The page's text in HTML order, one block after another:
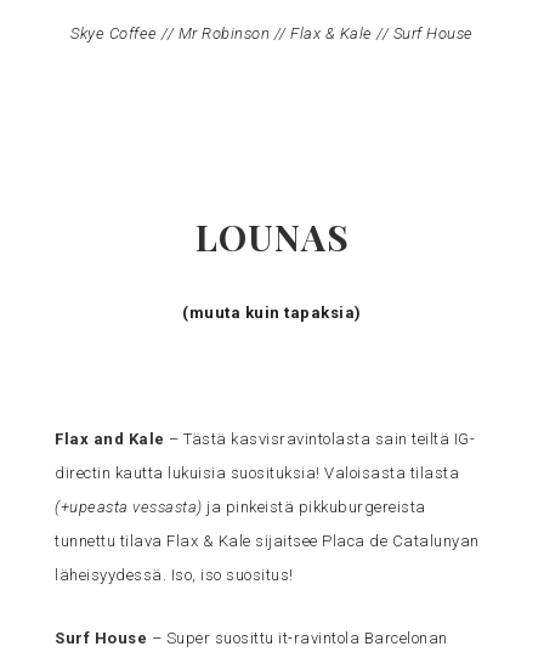
Skye Coffee // Mr Robinson // Flax & Kale // Surf House
LOUNAS
(muuta kuin tapaksia)
Flax and Kale – Tästä kasvisravintolasta sain teiltä IG-
directin kautta lukuisia suosituksia! Valoisasta tilasta
(+upeastavessasta) ja pinkeistä pikkuburgereista
tunnettu tilava Flax & Kale sijaitsee Placa de Catalunyan
läheisyydessä. Iso, iso suositus!
Surf House – Super suosittu it-ravintola Barcelonan